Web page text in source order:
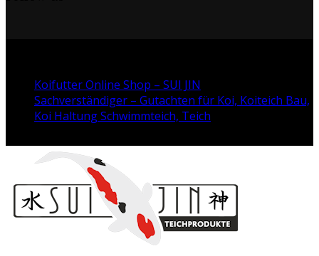
Koifutter Online Shop – SUI JIN
Sachverständiger – Gutachten für Koi, Koiteich Bau,
Koi Haltung Schwimmteich, Teich